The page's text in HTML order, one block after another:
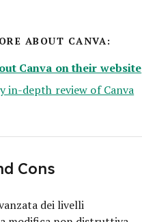
ABOUT CANVA:
Canva on their website
in-depth review of Canva
Cons
dei livelli